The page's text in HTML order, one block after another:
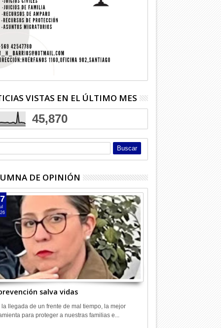
VISTAS EN EL ÚLTIMO MES
45,870
DE OPINIÓN
salva vidas
la llegada de un frente de mal tiempo, la mejor
para proteger a nuestras familias e...